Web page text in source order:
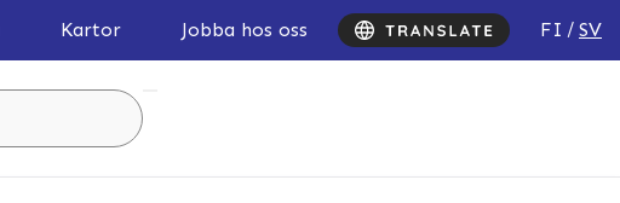
Kartor Jobba hos oss FI SV